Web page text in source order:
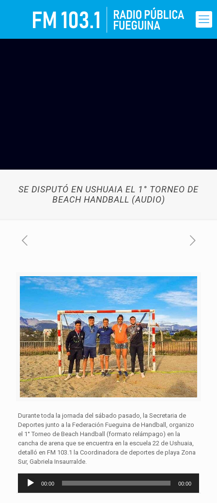
SE DISPUTÓ EN USHUAIA EL 1° TORNEO DE
BEACH HANDBALL (AUDIO)
Durante toda la jornada del sábado pasado, la Secretaria de
Deportes junto a la Federación Fueguina de Handball, organizo
el 1° Torneo de Beach Handball (formato relámpago) en la
cancha de arena que se encuentra en la escuela 22 de Ushuaia,
detalló en FM 103.1 la Coordinadora de deportes de playa Zona
Sur, Gabriela Insaurralde.
Reproductor
00:00 00:00